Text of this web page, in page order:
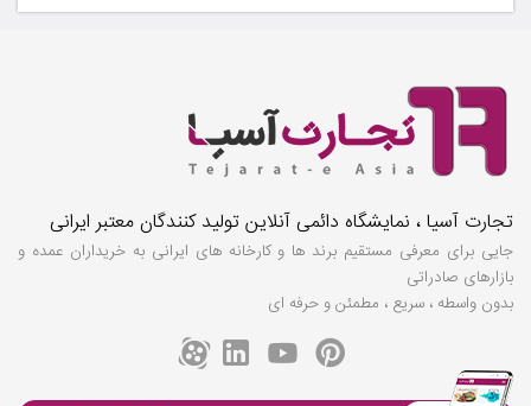
تجارت آسیا ، نمایشگاه دائمی آنلاین تولید کنندگان معتبر ایرانی
جایی برای معرفی مستقیم برند ها و کارخانه های ایرانی به خریداران عمده و
بازارهای صادراتی
بدون واسطه ، سریع ، مطمئن و حرفه ای